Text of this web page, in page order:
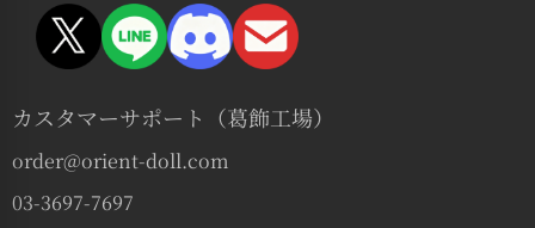
カスタマーサポート（葛飾工場）
order@orient-doll.com
03-3697-7697